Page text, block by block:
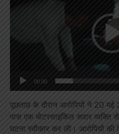
00:00
पूछताछ के दौरान आरोपियों ने 20
पास एक मोटरसाइकिल सवार व्यक्ति
घटना स्वीकार कर ली। आरोपियों की